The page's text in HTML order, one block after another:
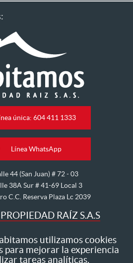
única: 604 411 1333
Línea WhatsApp
44 (San Juan) # 72 - 03
38A Sur # 41-69 Local 3
C.C. Reserva Plaza Lc 2039
RAÍZ S.A.S
venta, hipoteca, avalúo y
de inmuebles
utilizamos cookies
para mejorar la experiencia
tareas analíticas.